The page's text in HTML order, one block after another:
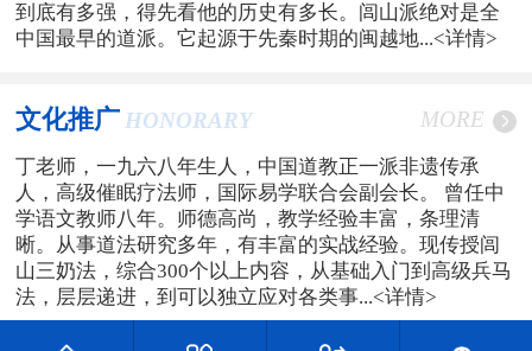
到底有多强，得先看他的历史有多长。闾山派绝对是全
中国最早的道派。它起源于先秦时期的闽越地...<详情>
文化推广 HONORARY MORE
丁老师，一九六八年生人，中国道教正一派非遗传承
人，高级催眠疗法师，国际易学联合会副会长。 曾任中
学语文教师八年。师德高尚，教学经验丰富，条理清
晰。从事道法研究多年，有丰富的实战经验。现传授闾
山三奶法，综合300个以上内容，从基础入门到高级兵马
法，层层递进，到可以独立应对各类事...<详情>